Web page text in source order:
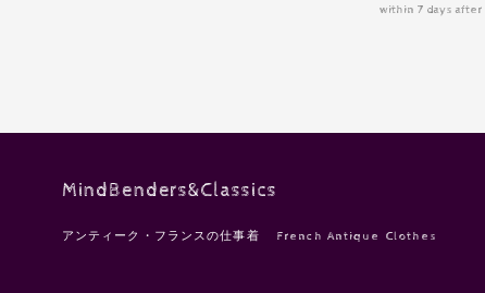
within 7 days
MindBenders&Classics
アンティーク・フランスの仕事着 French Antique Clothes